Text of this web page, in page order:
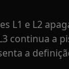
L1 e L2
continua a
a